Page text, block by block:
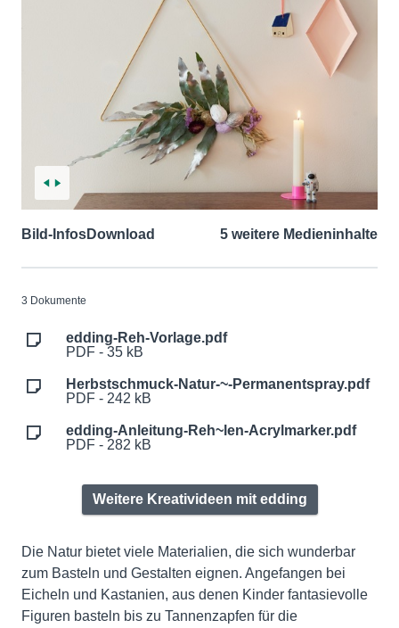
Bild-InfosDownload 5 weitere Medieninhalte
3 Dokumente
edding-Reh-Vorlage.pdf
PDF - 35 kB
Herbstschmuck-Natur-~-Permanentspray.pdf
PDF - 242 kB
edding-Anleitung-Reh~len-Acrylmarker.pdf
PDF - 282 kB
Weitere Kreativideen mit edding
Die Natur bietet viele Materialien, die sich wunderbar
zum Basteln und Gestalten eignen. Angefangen bei
Eicheln und Kastanien, aus denen Kinder fantasievolle
Figuren basteln bis zu Tannenzapfen für die